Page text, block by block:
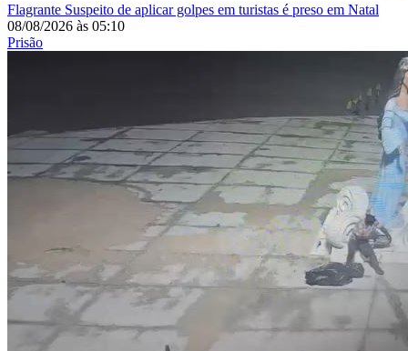
Flagrante Suspeito de aplicar golpes em turistas é preso em Natal
08/08/2026 às 05:10
Prisão